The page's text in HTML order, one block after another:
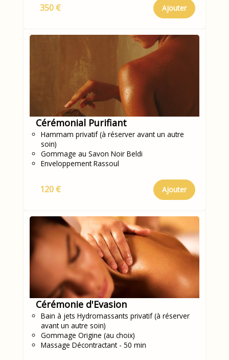
350 € Ajouter
Cérémonial Purifiant
Hammam privatif (à réserver avant un autre
soin)
Gommage au Savon Noir Beldi
Enveloppement Rassoul
120 € Ajouter
Cérémonie d'Evasion
Bain à jets Hydromassants privatif (à réserver
avant un autre soin)
Gommage Origine (au choix)
Massage Décontractant - 50 min